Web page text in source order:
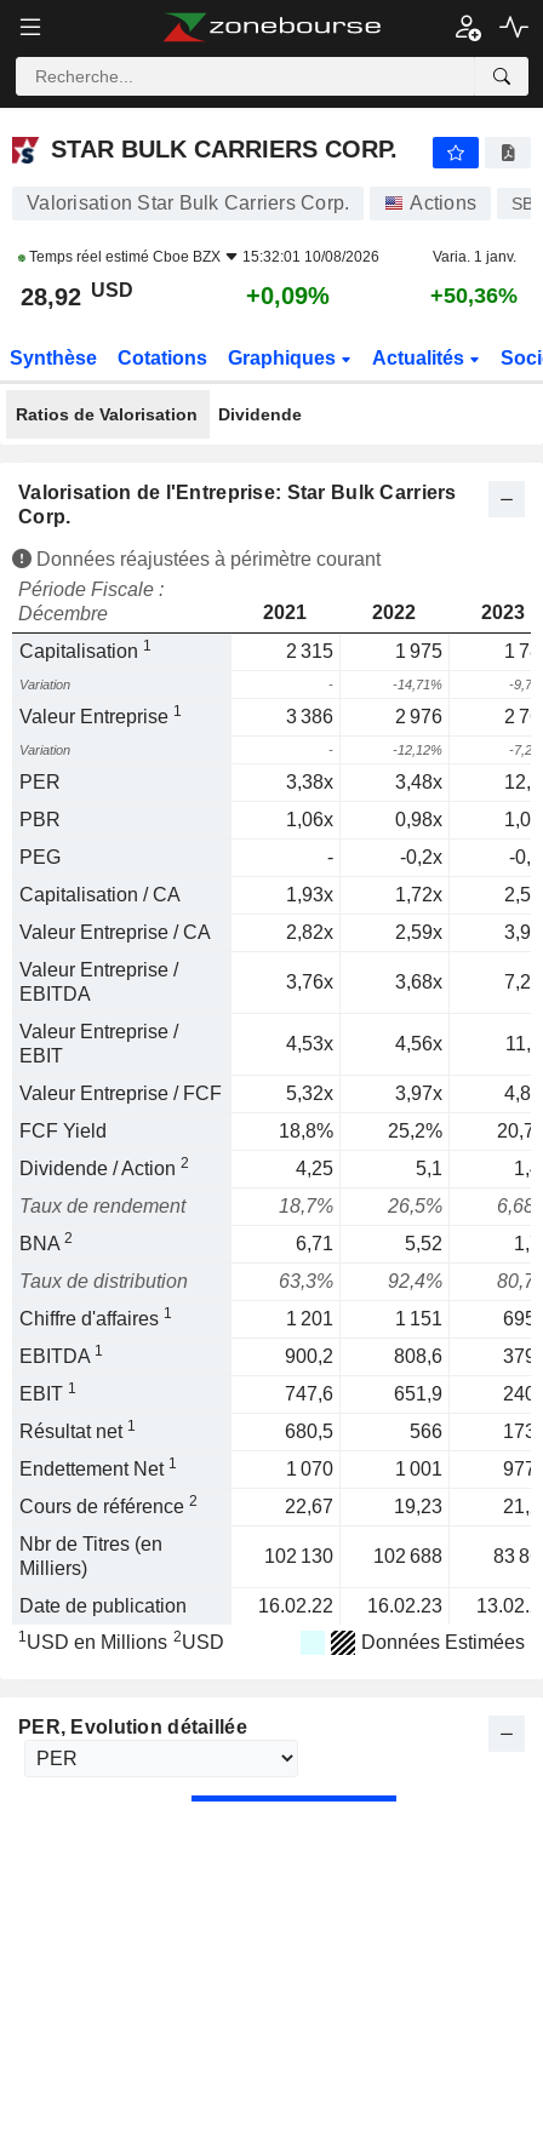
STAR BULK CARRIERS CORP.
STAR BULK CARRIERS CORP.
Valorisation Star Bulk Carriers Corp. Actions
Temps réel estimé Cboe BZX 15:32:01 10/08/2026 Varia. 1 janv.
28,92 USD +0,09% +50,36%
Synthèse Cotations Graphiques Actualités
Ratios de Valorisation Dividende
Valorisation de l'Entreprise: Star Bulk Carriers
Corp.
Données réajustées à périmètre courant
Période Fiscale :
Décembre
2021 2022
2023
Capitalisation 1 2 315 1 975 1
Variation - -14,71% -
Valeur Entreprise 1 3 386 2 976 2
Variation - -12,12% -
PER 3,38x 3,48x
PBR
1,06x 0,98x
PEG
- -0,2x
-
Capitalisation / CA
1,93x 1,72x
Valeur Entreprise / CA
2,82x 2,59x
Valeur Entreprise /
EBITDA
3,76x 3,68x
Valeur Entreprise /
EBIT
4,53x 4,56x
Valeur Entreprise / FCF 5,32x 3,97x
FCF Yield
18,8% 25,2%
Dividende / Action 2 4,25 5,1
Taux de rendement
18,7% 26,5%
BNA 2 6,71 5,52
Taux de distribution
63,3% 92,4%
Chiffre d'affaires 1 1 201 1 151
EBITDA 1 900,2 808,6
EBIT 1 747,6 651,9
Résultat net 1 680,5 566
Endettement Net 1 1 070 1 001
Cours de référence 2 22,67 19,23
Nbr de Titres (en
Milliers)
102 130 102 688 83
Date de publication 16.02.22 16.02.23
1USD en Millions 2USD Données Estimées
PER, Evolution détaillée